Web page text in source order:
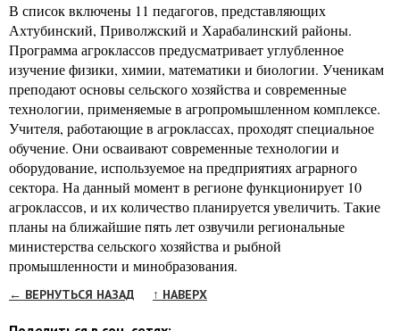
В список включены 11 педагогов, представляющих
Ахтубинский, Приволжский и Харабалинский районы.
Программа агроклассов предусматривает углубленное
изучение физики, химии, математики и биологии. Ученикам
преподают основы сельского хозяйства и современные
технологии, применяемые в агропромышленном комплексе.
Учителя, работающие в агроклассах, проходят специальное
обучение. Они осваивают современные технологии и
оборудование, используемое на предприятиях аграрного
сектора. На данный момент в регионе функционирует 10
агроклассов, и их количество планируется увеличить. Такие
планы на ближайшие пять лет озвучили региональные
министерства сельского хозяйства и рыбной
промышленности и минобразования.
← ВЕРНУТЬСЯ НАЗАД ↑ НАВЕРХ